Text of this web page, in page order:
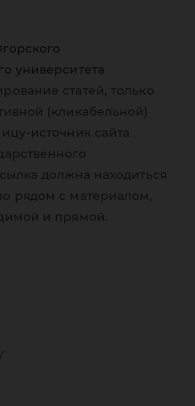
университета
статей, только
(кликабельной)
источник сайта
должна находиться
рядом с материалом,
и прямой.